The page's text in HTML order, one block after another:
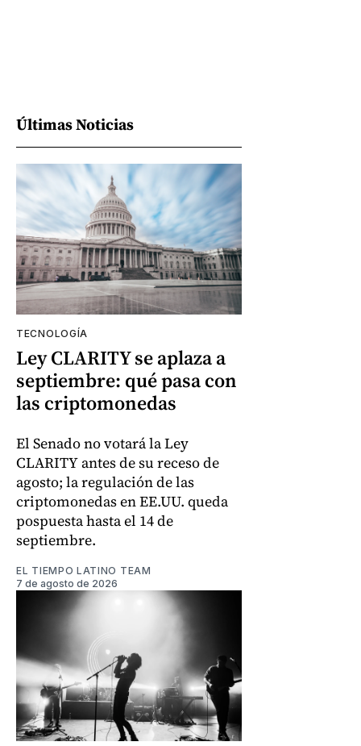
Últimas Noticias
TECNOLOGÍA
Ley CLARITY se aplaza a
septiembre: qué pasa con
las criptomonedas
El Senado no votará la Ley
CLARITY antes de su receso de
agosto; la regulación de las
criptomonedas en EE.UU. queda
pospuesta hasta el 14 de
septiembre.
EL TIEMPO LATINO TEAM
7 de agosto de 2026